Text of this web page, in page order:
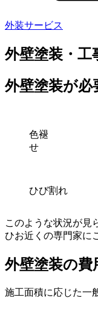
外装サービス
外壁塗装・工
外壁塗装が必
色褪
せ
ひび割れ
このような状況が見
ひお近くの専門家に
外壁塗装の費
施工面積に応じた一